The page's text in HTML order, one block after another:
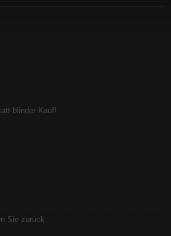
blinder Kauf!
Sie zurück